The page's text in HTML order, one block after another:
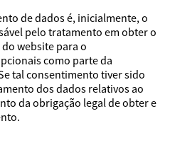
de dados é, inicialmente, o
pelo tratamento em obter o
website para o
como parte da
tal consentimento tiver sido
dos dados relativos ao
da obrigação legal de obter e